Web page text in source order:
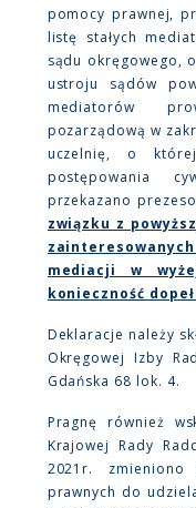
pomocy prawnej,
listę stałych
sądu okręgowego,
ustroju sądów
mediatorów
pozarządową w
uczelnię, o
postępowania
przekazano
związku z
mediacji w
konieczność
Deklaracje należy
Okręgowej Izby
Gdańska 68 lok. 4.
Pragnę również
Krajowej Rady
2021r. zmieniono
prawnych do